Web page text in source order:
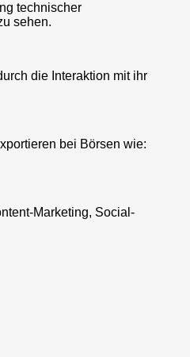
technischer
sehen.
die Interaktion mit ihr
bei Börsen wie:
Marketing, Social-